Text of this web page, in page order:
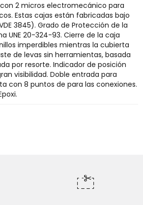
2 micros electromecánico para
Estas cajas están fabricadas bajo
3845). Grado de Protección de la
UNE 20-324-93. Cierre de la caja
imperdibles mientras la cubierta
de levas sin herramientas, basada
por resorte. Indicador de posición
visibilidad. Doble entrada para
con 8 puntos de para las conexiones.